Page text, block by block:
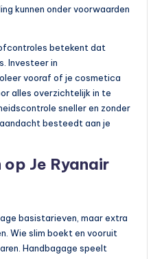
kunnen onder voorwaarden
betekent dat
Investeer in
vooraf of je cosmetica
alles overzichtelijk in te
sneller en zonder
besteedt aan je
Je Ryanair
basistarieven, maar extra
Wie slim boekt en vooruit
Handbagage speelt